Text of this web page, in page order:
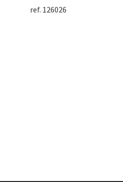
ref. 126026